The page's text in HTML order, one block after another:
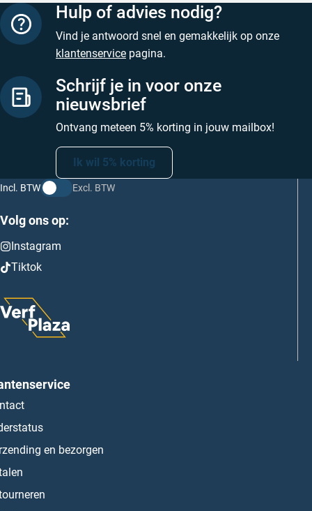
Hulp of advies nodig?
Vind je antwoord snel en gemakkelijk op onze
klantenservice pagina.
Schrijf je in voor onze
nieuwsbrief
Ontvang meteen 5% korting in jouw mailbox!
Ik wil 5% korting
Incl. BTW Excl. BTW
Volg ons op:
Instagram
Tiktok
en bezorgen